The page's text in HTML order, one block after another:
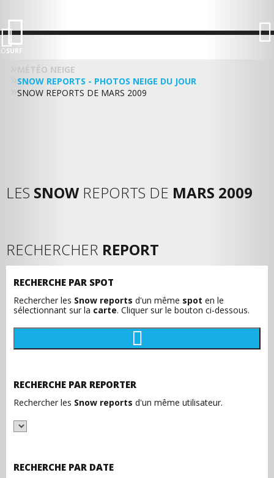
SURF
MÉTÉO NEIGE
SNOW REPORTS - PHOTOS NEIGE DU JOUR
SNOW REPORTS DE MARS 2009
LES SNOW REPORTS DE MARS 2009
RECHERCHER REPORT
RECHERCHE PAR SPOT
Rechercher les Snow reports d'un même spot en le
sélectionnant sur la carte. Cliquer sur le bouton ci-dessous.
RECHERCHE PAR REPORTER
Rechercher les Snow reports d'un même utilisateur.
RECHERCHE PAR DATE